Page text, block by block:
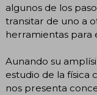
algunos de los
transitar de uno a
herramientas para
Aunando su
estudio de la física
nos presenta